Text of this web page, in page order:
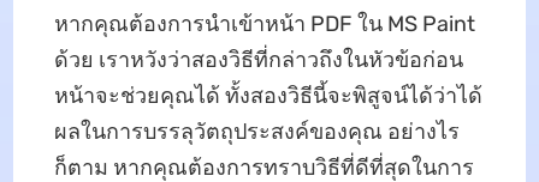
หากคุณต้องการนำเข้าหน้า PDF ใน MS Paint
ด้วย เราหวังว่าสองวิธีที่กล่าวถึงในหัวข้อก่อน
หน้าจะช่วยคุณได้ ทั้งสองวิธีนี้จะพิสูจน์ได้ว่าได้
ผลในการบรรลุวัตถุประสงค์ของคุณ อย่างไร
ก็ตาม หากคุณต้องการทราบวิธีที่ดีที่สุดในการ